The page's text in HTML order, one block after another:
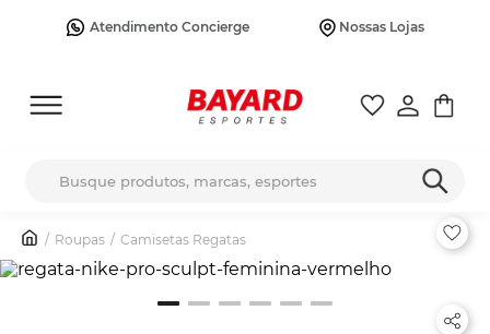
Atendimento Concierge Nossas Lojas
Roupas Camisetas Regatas